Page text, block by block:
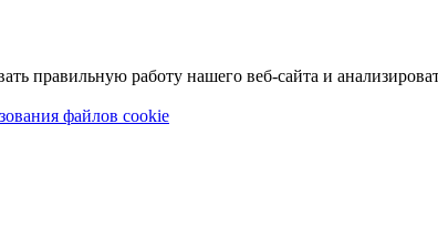
правильную работу нашего веб-сайта и
файлов cookie